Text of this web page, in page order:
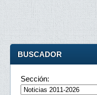
BUSCADOR
Sección: